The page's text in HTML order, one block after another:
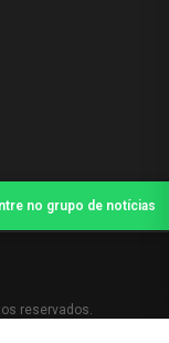
reservados.
no grupo de notícias